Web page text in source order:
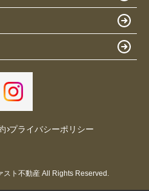
プライバシーポリシー
ト不動産 All Rights Reserved.